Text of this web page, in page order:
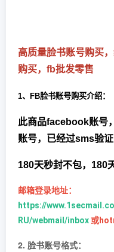
高质量脸书账号购买
购买，fb批发零售
1、 FB脸书账号购买介绍：
此商品facebook账号，
账号，已经过sms验证
180天秒封不包，180
邮箱登录地址：
https://
RU/webmail/inbox 或
2. 脸书账号格式：